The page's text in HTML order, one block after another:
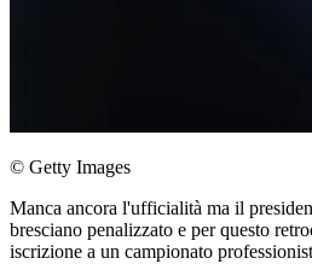
© Getty Images
Manca ancora l'ufficialità ma il
bresciano penalizzato e per questo
iscrizione a un campionato